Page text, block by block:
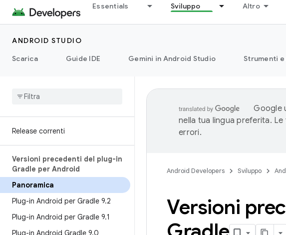
Essentials Sviluppo Altro
ANDROID STUDIO
Scarica
Guide IDE Gemini in Android Studio Strumenti
Release correnti
Versioni precedenti del plug-in
Gradle per Android
Panoramica
Plug-in Android per Gradle 9.2
Plug-in Android per Gradle 9.1
Plug-in Android Gradle 9.0
Google
nella tua lingua preferita.
errori.
Android Developers Sviluppo
Versioni